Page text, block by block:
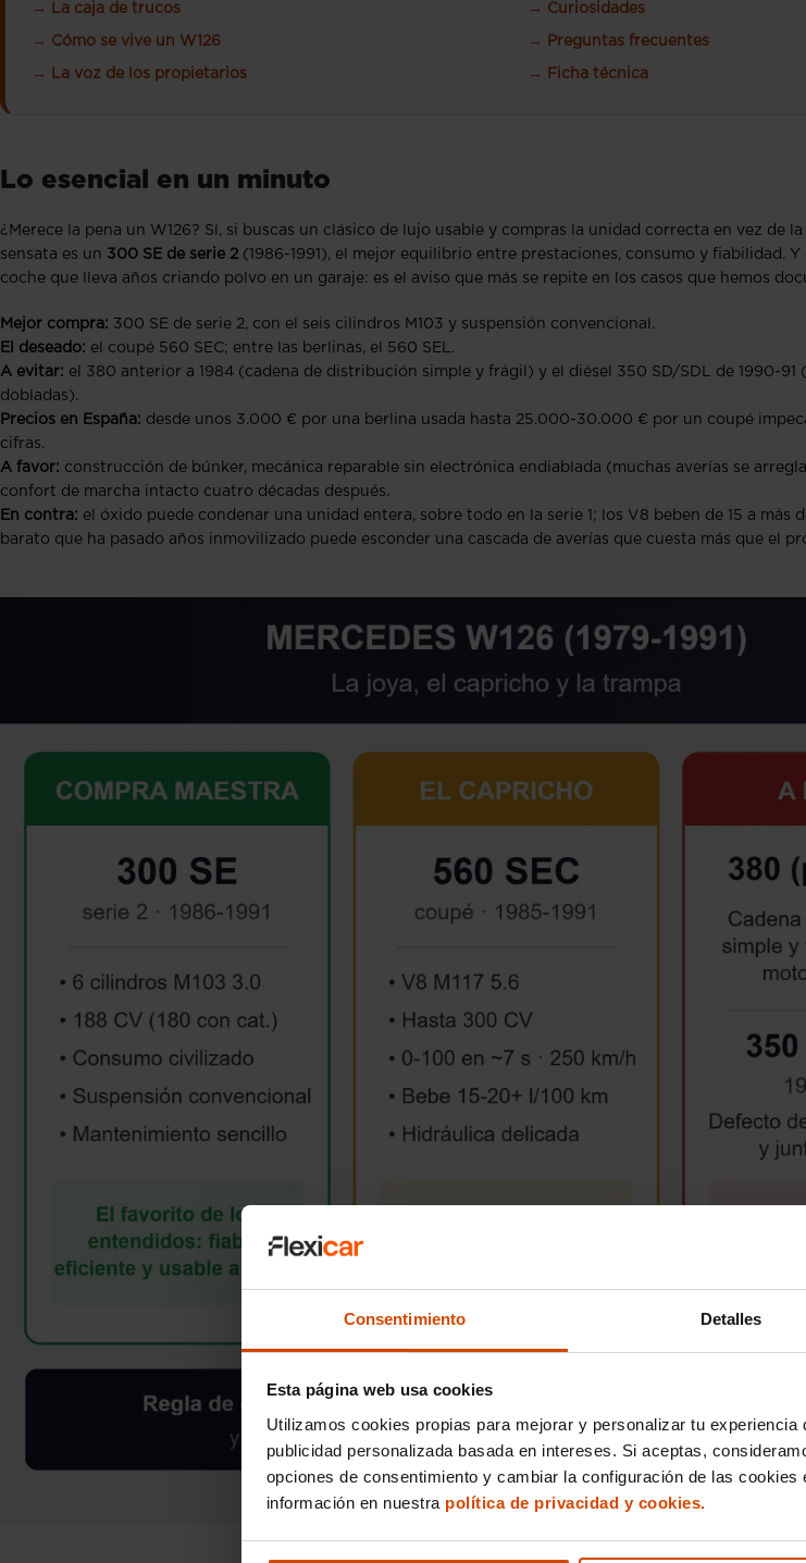
Consentimiento Detalles
Esta página web usa cookies
Utilizamos cookies propias para mejorar y personalizar tu
publicidad personalizada basada en intereses. Si aceptas,
opciones de consentimiento y cambiar la configuración de las
información en nuestra política de privacidad y cookies.
→ La caja de trucos
→ Cómo se vive un W126
→ La voz de los propietarios
→ Curiosidades
→ Preguntas frecuentes
→ Ficha técnica
Lo esencial en un minuto
¿Merece la pena un W126? Sí, si buscas un clásico de lujo usable y compras la unidad correcta en vez de
sensata es un 300 SE de serie 2 (1986-1991), el mejor equilibrio entre prestaciones, consumo y fiabilidad. Y
coche que lleva años criando polvo en un garaje: es el aviso que más se repite en los casos que hemos
Mejor compra: 300 SE de serie 2, con el seis cilindros M103 y suspensión convencional.
El deseado: el coupé 560 SEC; entre las berlinas, el 560 SEL.
A evitar: el 380 anterior a 1984 (cadena de distribución simple y frágil) y el diésel 350 SD/SDL de 1990-91
dobladas).
Precios en España: desde unos 3.000 € por una berlina usada hasta 25.000-30.000 € por un coupé
cifras.
A favor: construcción de búnker, mecánica reparable sin electrónica endiablada (muchas averías se
confort de marcha intacto cuatro décadas después.
En contra: el óxido puede condenar una unidad entera, sobre todo en la serie 1; los V8 beben de 15 a más
barato que ha pasado años inmovilizado puede esconder una cascada de averías que cuesta más que el